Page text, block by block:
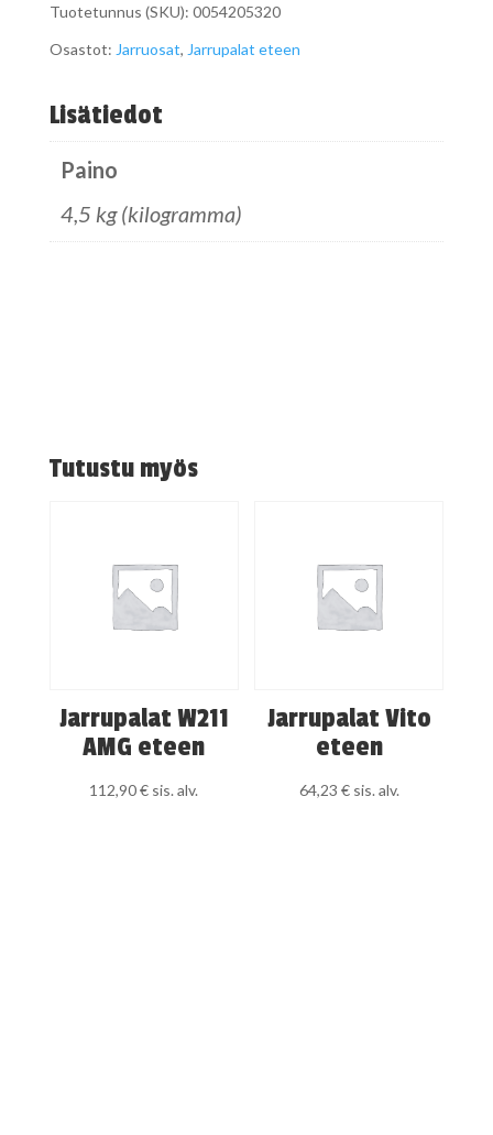
eteen
A0054205320
määrä
Tuotetunnus (SKU): 0054205320
Osastot: Jarruosat, Jarrupalat eteen
Lisätiedot
Paino
4,5 kg (kilogramma)
Tutustu myös
Jarrupalat W211
AMG eteen
112,90€ sis. alv.
Jarrupalat Vito
eteen
64,23 € sis. alv.